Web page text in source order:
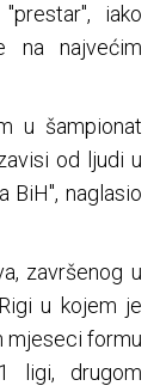
iako
na najvećim
u šampionat
od ljudi u
BiH", naglasio
završenog u
u kojem je
mjeseci formu
ligi, drugom